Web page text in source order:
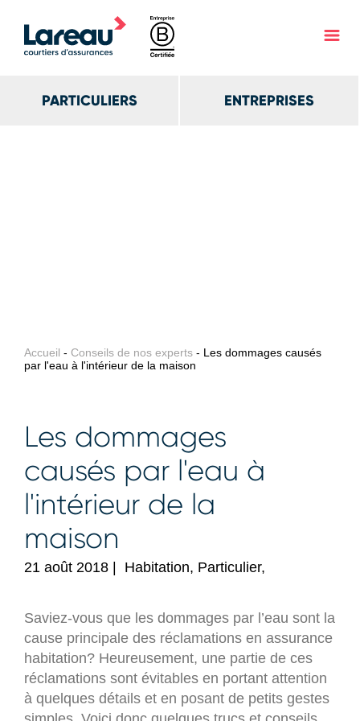
PARTICULIERS ENTREPRISES
Accueil - Conseils de nos experts - Les dommages causés
par l'eau à l'intérieur de la maison
Les dommages
causés par l'eau à
l'intérieur de la
maison
21 août 2018 Habitation, Particulier,
Saviez-vous que les dommages par l’eau sont la
cause principale des réclamations en assurance
habitation? Heureusement, une partie de ces
réclamations sont évitables en portant attention
à quelques détails et en posant de petits gestes